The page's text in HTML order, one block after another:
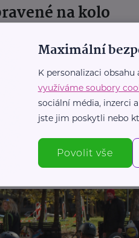
na kolo
dítě a dát mu prostor i
Dítě chce kolo
už zvládá udržet
tlačí na výkon, ale jako
příležitosti zkoušet
Maximální
K personalizaci
využíváme soubory
sociální média, inzerci
jste jim poskytli nebo
Povolit vše